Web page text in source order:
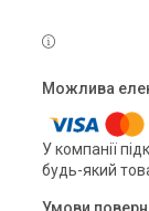
У компанії
будь-який